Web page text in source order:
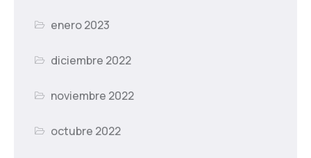
enero 2023
diciembre 2022
noviembre 2022
octubre 2022